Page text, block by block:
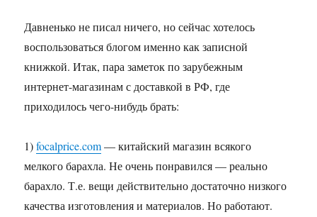
Давненько не писал ничего, но сейчас хотелось
воспользоваться блогом именно как записной
книжкой. Итак, пара заметок по зарубежным
интернет-магазинам с доставкой в РФ, где
приходилось чего-нибудь брать:
1)focalprice.com— китайский магазин всякого
мелкого барахла. Не очень понравился — реально
барахло. Т.е. вещи действительно достаточно низкого
качества изготовления и материалов. Но работают.